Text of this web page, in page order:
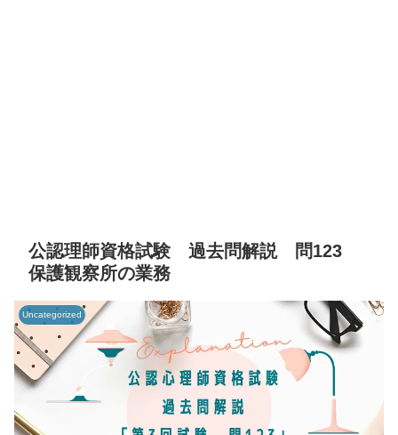
公認理師資格試験 過去問解説 問123
保護観察所の業務
Uncategorized